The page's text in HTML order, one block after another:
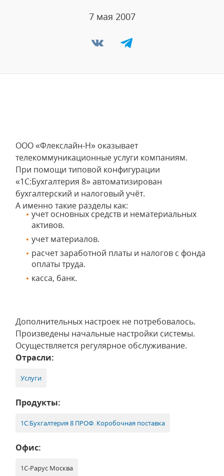
7 мая 2007
ООО «Флекслайн-Н» оказывает
телекоммуникационные услуги компаниям.
При помощи типовой конфигурации
«1С:Бухгалтерия 8» автоматизирован
бухгалтерский и налоговый учёт.
А именно такие разделы как:
учет основных средств и нематериальных
активов.
учет материалов.
расчет заработной платы и налогов с фонда
оплаты труда.
касса, банк.
Дополнительных настроек не потребовалось.
Произведены начальные настройки системы.
Осуществляется регулярное обслуживание.
Отрасли:
Услуги
Продукты:
1С:Бухгалтерия 8 ПРОФ. Коробочная поставка
Офис:
1С-Рарус Москва